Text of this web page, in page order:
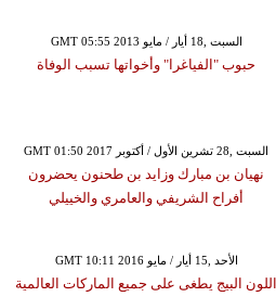
GMT 05:55 2013 السبت ,18 أيار / مايو
حبوب "الفياغرا" وأخواتها تسبب الوفاة
GMT 01:50 2017 السبت ,28 تشرين الأول / أكتوبر
نهيان بن مبارك وزايد بن طحنون يحضرون
أفراح الشريفي والعامري والخييلي
GMT 10:11 2016 الأحد ,15 أيار / مايو
اللون البيج يطغى على جميع الماركات العالمية